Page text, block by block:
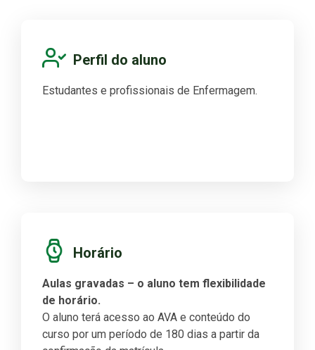
Perfil do aluno
Estudantes e profissionais de Enfermagem.
Horário
Aulas gravadas – o aluno tem flexibilidade
de horário.
O aluno terá acesso ao AVA e conteúdo do
curso por um período de 180 dias a partir da